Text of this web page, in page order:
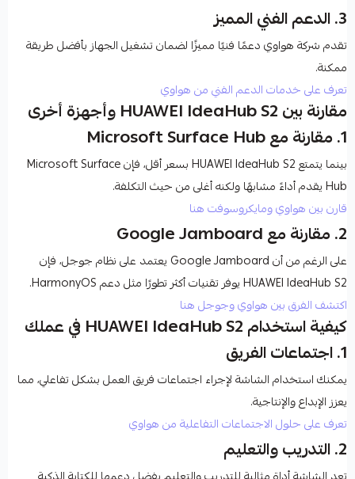
3. الدعم الفني المميز
تقدم شركةهواويدعمًا فنيًا مميزًا لضمان تشغيل الجهاز بأفضل طريقة
ممكنة.
تعرف على خدمات الدعم الفني من هواوي
مقارنة بين HUAWEI IdeaHub S2 وأجهزة أخرى
1. مقارنة مع Microsoft Surface Hub
بينما يتمتعHUAWEI IdeaHub S2بسعر أقل، فإنMicrosoft Surface
Hubيقدم أداءً مشابهًا ولكنه أغلى من حيث التكلفة.
قارن بين هواوي ومايكروسوفت هنا
2. مقارنة مع Google Jamboard
على الرغم من أنGoogle Jamboardيعتمد على نظام جوجل، فإن
HUAWEI IdeaHub S2يوفر تقنيات أكثر تطورًا مثل دعم HarmonyOS.
اكتشف الفرق بين هواوي وجوجل هنا
كيفية استخدام HUAWEI IdeaHub S2 في عملك
1. اجتماعات الفريق
يمكنك استخدام الشاشة لإجراء اجتماعات فريق العمل بشكل تفاعلي، مما
يعزز الإبداع والإنتاجية.
تعرف على حلول الاجتماعات التفاعلية من هواوي
2. التدريب والتعليم